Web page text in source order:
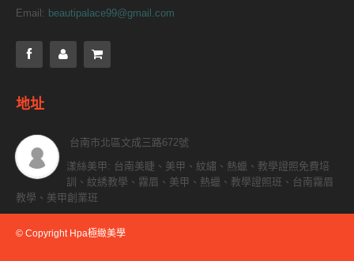
Email: beautipalace99@gmail.com
地址
台南市北區文成三路672號
漾絲美甲: 台南美睫、美甲、紋繡、熱蠟、教學證照免費培
訓、紋綉教學、霧眉、美甲、熱蠟、教學證照班、台南霧眉
教學、美甲創業班
© Copyright Hpa極緻美學